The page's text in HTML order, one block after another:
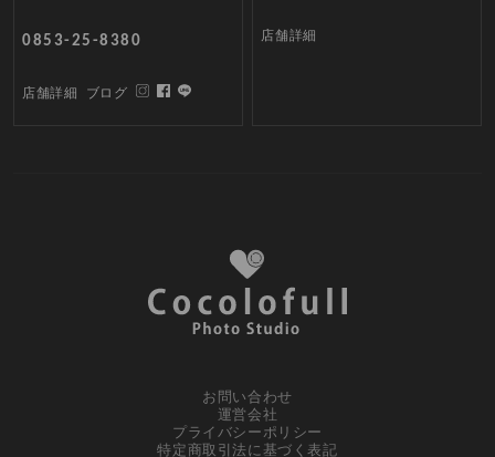
0853-25-8380
店舗詳細 ブログ
店舗詳細
お問い合わせ
運営会社
プライバシーポリシー
特定商取引法に基づく表記